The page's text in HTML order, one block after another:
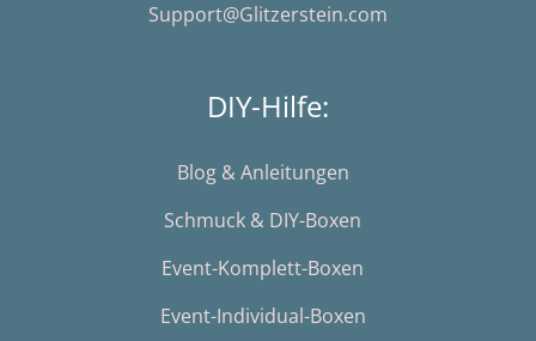
Support@Glitzerstein.com
DIY-Hilfe:
Blog & Anleitungen
Schmuck & DIY-Boxen
Event-Komplett-Boxen
Event-Individual-Boxen